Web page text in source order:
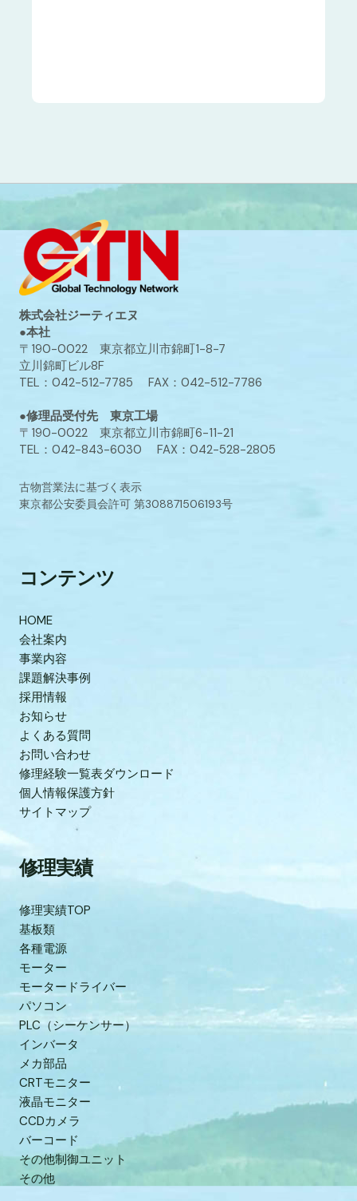
株式会社ジーティエヌ
●本社
〒190-0022 東京都立川市錦町1-8-7
立川錦町ビル8F
TEL：042-512-7785 FAX：042-512-7786
●修理品受付先 東京工場
〒190-0022 東京都立川市錦町6-11-21
TEL：042-843-6030 FAX：042-528-2805
古物営業法に基づく表示
東京都公安委員会許可 第308871506193号
コンテンツ
HOME
会社案内
事業内容
課題解決事例
採用情報
お知らせ
よくある質問
お問い合わせ
修理経験一覧表ダウンロード
個人情報保護方針
サイトマップ
修理実績
修理実績TOP
基板類
各種電源
モーター
モータードライバー
パソコン
PLC（シーケンサー）
インバータ
メカ部品
CRTモニター
液晶モニター
CCDカメラ
バーコード
その他制御ユニット
その他